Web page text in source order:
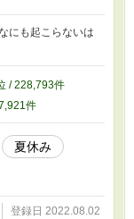
にも起こらないは
/ 228,793件
件
夏休み
登録日 2022.08.02